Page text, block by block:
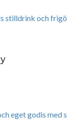
stilldrink och
eget godis med